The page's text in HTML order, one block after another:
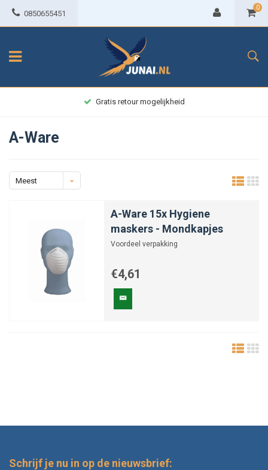
0850655451
0
Gratis retour mogelijkheid
A-Ware
Meest
A-Ware 15x Hygiene
maskers - Mondkapjes
Voordeel verpakking
€4,61
Schrijf je nu in op de nieuwsbrief: